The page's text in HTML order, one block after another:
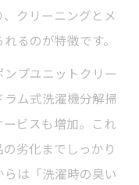
クリーニングとメ
るのが特徴です。
プユニットクリー
ム式洗濯機分解掃
ビスも増加。これ
劣化までしっかり
は「洗濯時の臭い